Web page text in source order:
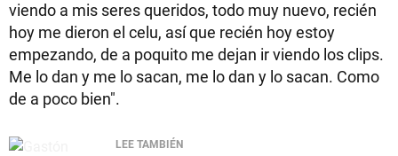
viendo a mis seres queridos, todo muy nuevo, recién
hoy me dieron el celu, así que recién hoy estoy
empezando, de a poquito me dejan ir viendo los clips.
Me lo dan y me lo sacan, me lo dan y lo sacan. Como
de a poco bien".
LEE TAMBIÉN